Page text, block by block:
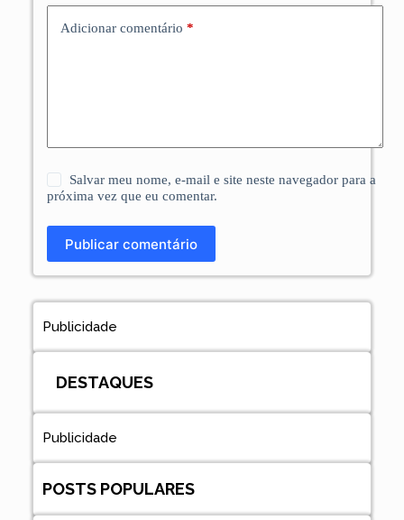
Adicionar comentário *
Salvar meu nome, e-mail e site neste navegador para a
próxima vez que eu comentar.
Publicar comentário
Publicidade
DESTAQUES
Publicidade
POSTS POPULARES